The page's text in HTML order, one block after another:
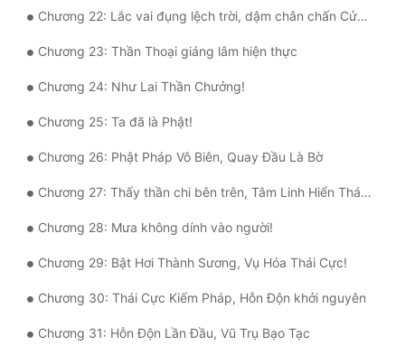
Chương 22: Lắc vai đụng lệch trời, dậm chân chấn Cửu Châu
Chương 23: Thần Thoại giáng lâm hiện thực
Chương 24: Như Lai Thần Chưởng!
Chương 25: Ta đã là Phật!
Chương 26: Phật Pháp Vô Biên, Quay Đầu Là Bờ
Chương 27: Thấy thần chi bên trên, Tâm Linh Hiển Thánh
Chương 28: Mưa không dính vào người!
Chương 29: Bật Hơi Thành Sương, Vụ Hóa Thái Cực!
Chương 30: Thái Cực Kiếm Pháp, Hỗn Độn khởi nguyên
Chương 31: Hỗn Độn Lần Đầu, Vũ Trụ Bạo Tạc